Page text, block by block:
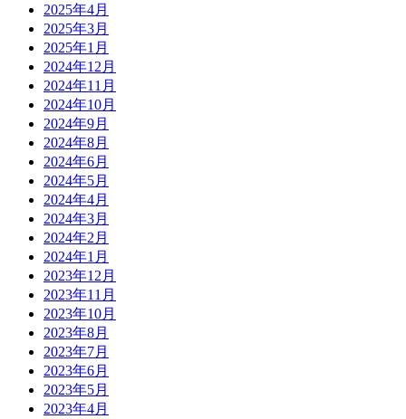
2025年4月
2025年3月
2025年1月
2024年12月
2024年11月
2024年10月
2024年9月
2024年8月
2024年6月
2024年5月
2024年4月
2024年3月
2024年2月
2024年1月
2023年12月
2023年11月
2023年10月
2023年8月
2023年7月
2023年6月
2023年5月
2023年4月